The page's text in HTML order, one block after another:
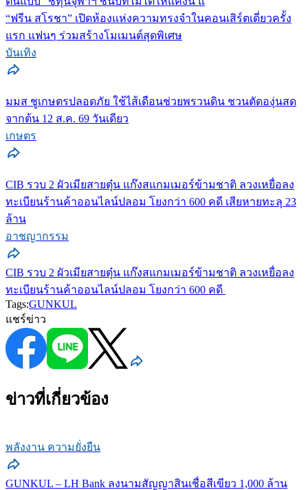
“ฟรีน สโรชา” เปิดห้องแห่งความทรงจำในคอนเสิร์ตเดี่ยวครั้ง
แรก แฟนๆ ร่วมสร้างโมเมนต์สุดพิเศษ
บันเทิง
มมส ชูเกษตรปลอดภัย ใช้ไส้เดือนช่วยพรวนดิน ชวนตัดองุ่นสด
จากต้น 12 ส.ค. 69 วันเดียว
เกษตร
CIB รวบ 2 ผัวเมียสายตุ๋น แก๊งสแกมเมอร์ข้ามชาติ ลวงเหยื่อลง
ทะเบียนร้านค้าออนไลน์ปลอม โยงกว่า 600 คดี เสียหายทะลุ 23
ล้าน
อาชญากรรม
CIB รวบ 2 ผัวเมียสายตุ๋น แก๊งสแกมเมอร์ข้ามชาติ ลวงเหยื่อลง
ทะเบียนร้านค้าออนไลน์ปลอม โยงกว่า 600 คดี
Tags:GUNKUL
แชร์ข่าว
ข่าวที่เกี่ยวข้อง
พลังงาน ความยั่งยืน
GUNKUL – LH Bank ลงนามสัญญาสินเชื่อสีเขียว 1,000 ล้าน